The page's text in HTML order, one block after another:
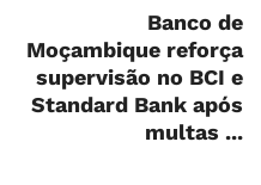
Banco de
Moçambique reforça
supervisão no BCI e
Standard Bank após
multas ...